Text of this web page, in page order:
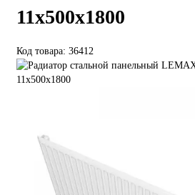
11х500х1800
Код товара: 36412